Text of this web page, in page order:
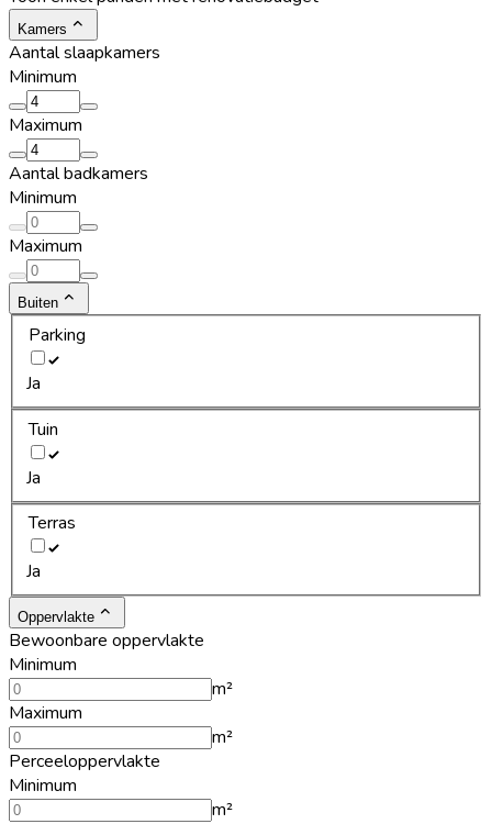
Kamers
Aantal slaapkamers
Minimum
Maximum
Aantal badkamers
Minimum
Maximum
Buiten
Parking
Ja
Tuin
Ja
Terras
Ja
Oppervlakte
Bewoonbare oppervlakte
Minimum
m²
Maximum
m²
Perceeloppervlakte
Minimum
m²